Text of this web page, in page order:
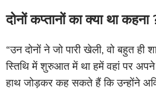
दोनों कप्तानों का क्या था कहना
“उन दोनों ने जो पारी खेली, वो बहुत ही
स्तिथि में शुरुआत में था हमें वहां पर
हाथ जोड़कर कह सकते हैं कि उन्होंने